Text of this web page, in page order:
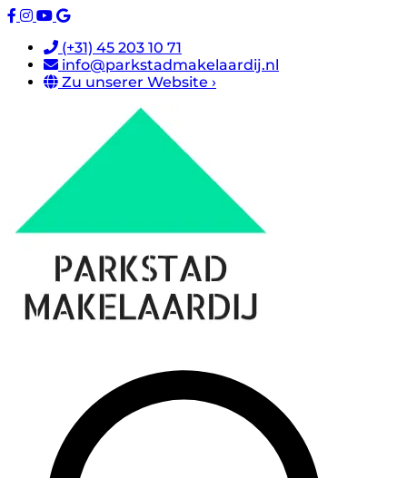
(+31) 45 203 10 71
info@parkstadmakelaardij.nl
Zu unserer Website ›